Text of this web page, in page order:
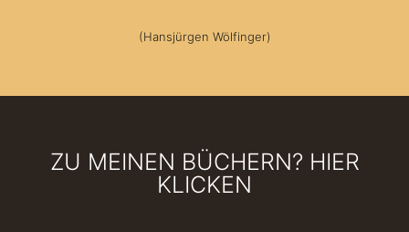
(Hansjürgen Wölfinger)
ZU MEINEN BÜCHERN? HIER
KLICKEN